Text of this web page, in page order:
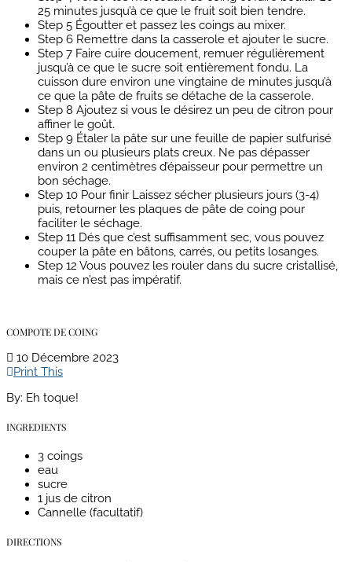
25 minutes jusqu’à ce que le fruit soit bien tendre.
Step 5 Égoutter et passez les coings au mixer.
Step 6 Remettre dans la casserole et ajouter le sucre.
Step 7 Faire cuire doucement, remuer régulièrement
jusqu’à ce que le sucre soit entièrement fondu. La
cuisson dure environ une vingtaine de minutes jusqu’à
ce que la pâte de fruits se détache de la casserole.
Step 8 Ajoutez si vous le désirez un peu de citron pour
affiner le goût.
Step 9 Étaler la pâte sur une feuille de papier sulfurisé
dans un ou plusieurs plats creux. Ne pas dépasser
environ 2 centimètres d’épaisseur pour permettre un
bon séchage.
Step 10 Pour finir Laissez sécher plusieurs jours (3-4)
puis, retourner les plaques de pâte de coing pour
faciliter le séchage.
Step 11 Dés que c’est suffisamment sec, vous pouvez
couper la pâte en bâtons, carrés, ou petits losanges.
Step 12 Vous pouvez les rouler dans du sucre cristallisé,
mais ce n’est pas impératif.
COMPOTE DE COING
10 Décembre 2023
Print This
By: Eh toque!
INGREDIENTS
3 coings
eau
sucre
1 jus de citron
Cannelle (facultatif)
DIRECTIONS